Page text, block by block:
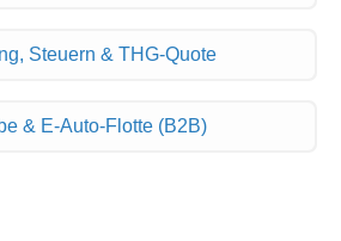
Steuern & THG-Quote
& E-Auto-Flotte (B2B)